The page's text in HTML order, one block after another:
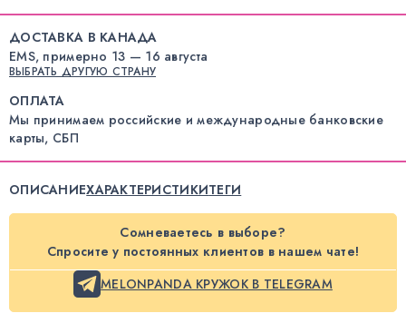
ДОСТАВКА В КАНАДА
EMS, примерно 13 — 16 августа
ВЫБРАТЬ ДРУГУЮ СТРАНУ
ОПЛАТА
Мы принимаем российские и международные банковские
карты, СБП
ОПИСАНИЕХАРАКТЕРИСТИКИТЕГИ
Сомневаетесь в выборе?
Спросите у постоянных клиентов в нашем чате!
MELONPANDA КРУЖОК В TELEGRAM